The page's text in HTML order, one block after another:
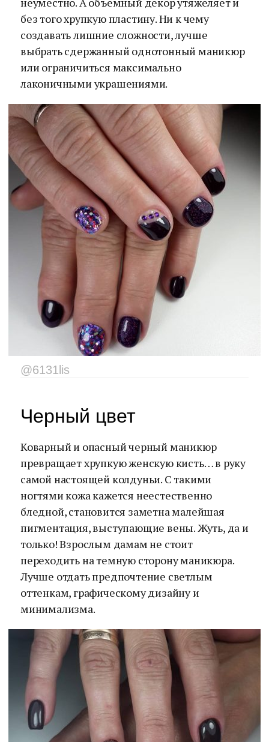
без того хрупкую пластину. Ни к чему
создавать лишние сложности, лучше
выбрать сдержанный однотонный маникюр
или ограничиться максимально
лаконичными украшениями.
@6131lis
Черный цвет
Коварный и опасный черный маникюр
превращает хрупкую женскую кисть… в руку
самой настоящей колдуньи. С такими
ногтями кожа кажется неестественно
бледной, становится заметна малейшая
пигментация, выступающие вены. Жуть, да и
только! Взрослым дамам не стоит
переходить на темную сторону маникюра.
Лучше отдать предпочтение светлым
оттенкам, графическому дизайну и
минимализма.